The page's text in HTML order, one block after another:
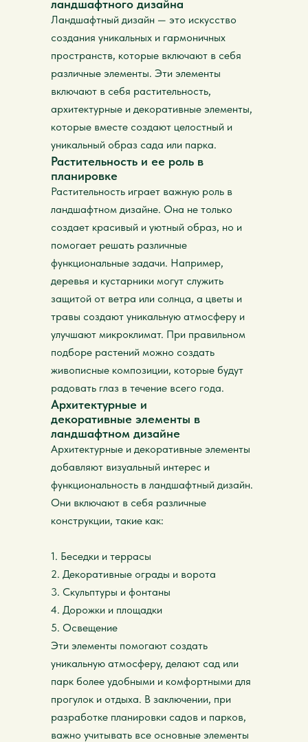
ландшафтного дизайна
Ландшафтный дизайн — это искусство
создания уникальных и гармоничных
пространств, которые включают в себя
различные элементы. Эти элементы
включают в себя растительность,
архитектурные и декоративные элементы,
которые вместе создают целостный и
уникальный образ сада или парка.
Растительность и ее роль в
планировке
Растительность играет важную роль в
ландшафтном дизайне. Она не только
создает красивый и уютный образ, но и
помогает решать различные
функциональные задачи. Например,
деревья и кустарники могут служить
защитой от ветра или солнца, а цветы и
травы создают уникальную атмосферу и
улучшают микроклимат. При правильном
подборе растений можно создать
живописные композиции, которые будут
радовать глаз в течение всего года.
Архитектурные и
декоративные элементы в
ландшафтном дизайне
Архитектурные и декоративные элементы
добавляют визуальный интерес и
функциональность в ландшафтный дизайн.
Они включают в себя различные
конструкции, такие как:
1. Беседки и террасы
2. Декоративные ограды и ворота
3. Скульптуры и фонтаны
4. Дорожки и площадки
5. Освещение
Эти элементы помогают создать
уникальную атмосферу, делают сад или
парк более удобными и комфортными для
прогулок и отдыха. В заключении, при
разработке планировки садов и парков,
важно учитывать все основные элементы